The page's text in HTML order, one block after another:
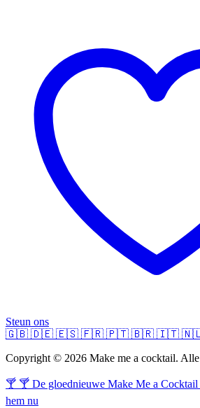
Steun ons
🇬🇧 🇩🇪 🇪🇸 🇫🇷 🇵🇹 🇧🇷 🇮🇹
Copyright © 2026 Make me a cocktail. Alle
🍸 🍸 De gloednieuwe Make Me a
hem nu